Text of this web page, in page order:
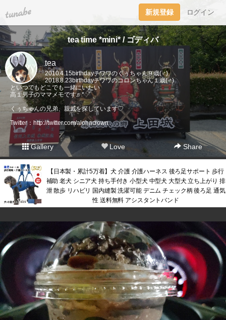
tuna.be 新規登録 ログイン
tea time *mini* / ゴディバ
tea
2010.4.15birthdayチワワのくぅちゃん９歳(♂)
2018.8.23birthdayチワワのコロンちゃん１歳(♂)
といつでもどこでも一緒にいたい
高１男子のママメモです♬*゜
くぅちゃんの兄弟、親戚を探しています♡
Twitter： http://twitter.com/alohacrown
Gallery Love Share
【日本製・累計5万着】犬 介護 介護ハーネス 後ろ足サポート 歩行
補助 老犬 シニア犬 持ち手付き 小型犬 中型犬 大型犬 立ち上がり 排
泄 散歩 リハビリ 国内縫製 洗濯可能 デニム チェック柄 後ろ足 通気
性 送料無料 アシスタントバンド